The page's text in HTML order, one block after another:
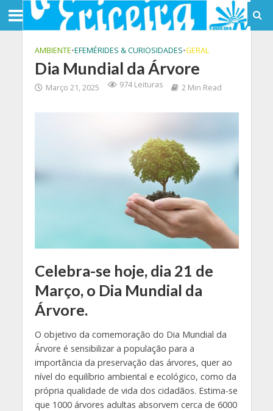
AMBIENTE•EFEMÉRIDES & CURIOSIDADES•GERAL
Dia Mundial da Árvore
Março 21, 2025 974 Leituras 2 Min Read
Celebra-se hoje, dia 21 de
Março, o Dia Mundial da
Árvore.
O objetivo da comemoração do Dia Mundial da
Árvore é sensibilizar a população para a
importância da preservação das árvores, quer ao
nível do equilíbrio ambiental e ecológico, como da
própria qualidade de vida dos cidadãos. Estima-se
que 1000 árvores adultas absorvem cerca de 6000